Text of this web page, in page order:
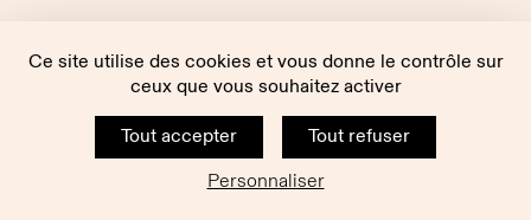
Ce site utilise des cookies et vous donne le contrôle sur
ceux que vous souhaitez activer
Tout accepter
Tout refuser
Personnaliser